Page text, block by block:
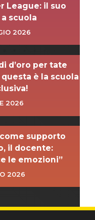
League: il suo
scuola
2026
d’oro per tate
questa è la scuola
2026
supporto
il docente:
le emozioni”
2026